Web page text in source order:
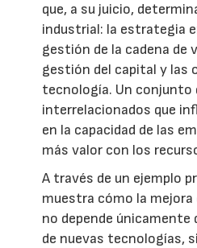
que, a su juicio,
industrial: la estrategia
gestión de la cadena de
gestión del capital y las
tecnología. Un conjunto
interrelacionados que
en la capacidad de las
más valor con los
A través de un ejemplo
muestra cómo la mejora
no depende únicamente
de nuevas tecnologías,